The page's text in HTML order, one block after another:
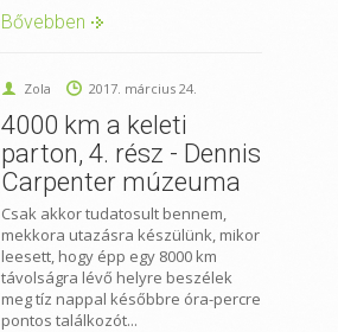
Bővebben
Zola 2017. március 24.
4000 km a keleti
parton, 4. rész - Dennis
Carpenter múzeuma
Csak akkor tudatosult bennem,
mekkora utazásra készülünk, mikor
leesett, hogy épp egy 8000 km
távolságra lévő helyre beszélek
meg tíz nappal későbbre óra-percre
pontos találkozót...